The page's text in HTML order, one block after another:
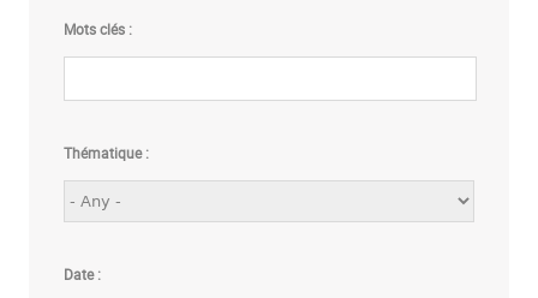
Mots clés :
Thématique :
Date :